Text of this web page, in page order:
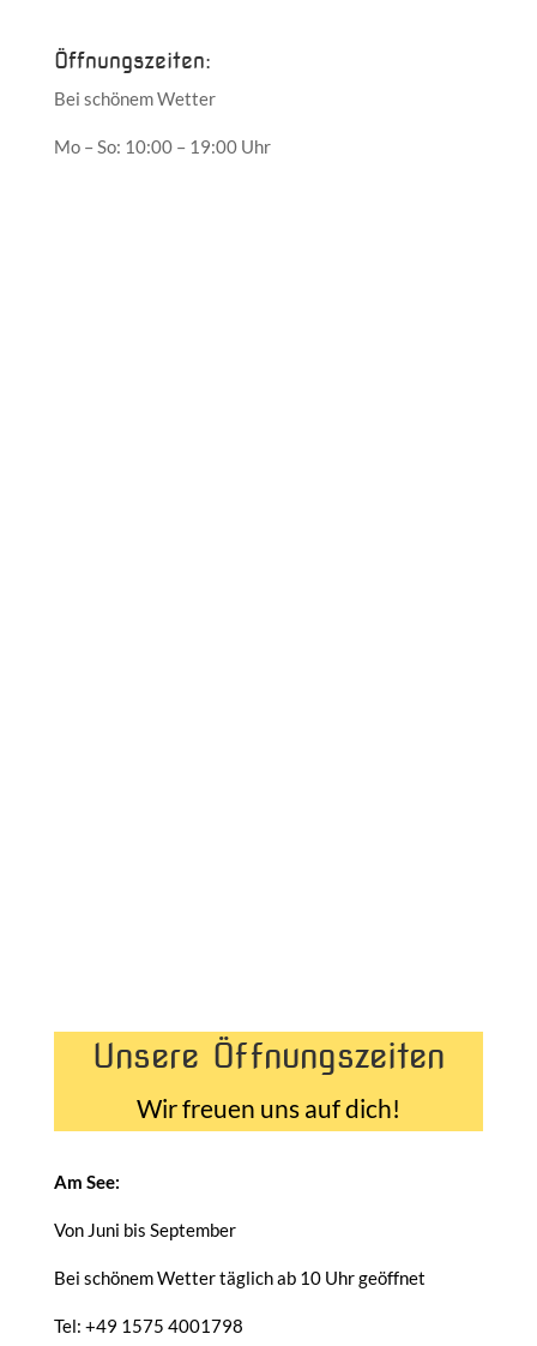
Öffnungszeiten:
Bei schönem Wetter
Mo – So: 10:00 – 19:00 Uhr
Unsere Öffnungszeiten
Wir freuen uns auf dich!
Am See:
Von Juni bis September
Bei schönem Wetter täglich ab 10 Uhr geöffnet
Tel: +49 1575 4001798